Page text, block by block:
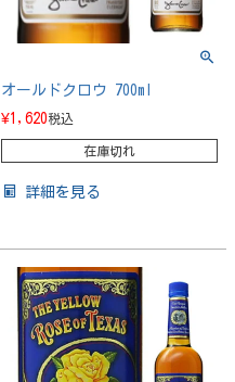
オールドクロウ 700ml
¥1,620税込
在庫切れ
詳細を見る